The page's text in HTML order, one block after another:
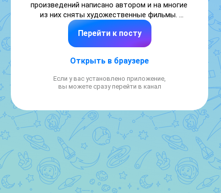
произведений написано автором и на многие
из них сняты художественные фильмы.
Некоторые из них доступны для семейного
просмотра по ссылкам. Это хороший повод
провести в выходной день время всей
«Нахаленок» (1961) -
https://rutube.ru/video/
https://rutube.ru/video/
r=plwd
https://vk.com/video-58264493_456240467
https://rutube.ru/metainfo/tv/3949/
#Минпросвещения #Росдетцентр
Перейти к посту
Открыть в браузере
Если у вас установлено приложение,
вы можете сразу перейти в канал